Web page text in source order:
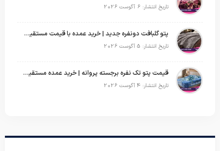
تاریخ انتشار: 6 آگوست 2026
پتو گلبافت دونفره جدید | خرید عمده با قیمت مستقیم و طرح‌های پرفروش بازار
تاریخ انتشار: 5 آگوست 2026
قیمت پتو تک نفره برجسته پروانه | خرید عمده مستقیم با بهترین قیمت بازار
تاریخ انتشار: 4 آگوست 2026